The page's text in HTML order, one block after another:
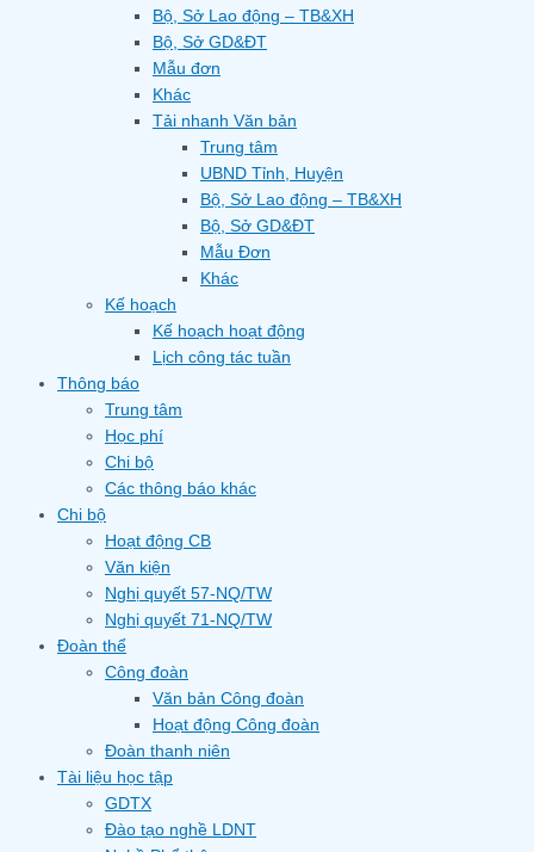
Bộ, Sở Lao động – TB&XH
Bộ, Sở GD&ĐT
Mẫu đơn
Khác
Tải nhanh Văn bản
Trung tâm
UBND Tỉnh, Huyện
Bộ, Sở Lao động – TB&XH
Bộ, Sở GD&ĐT
Mẫu Đơn
Khác
Kế hoạch
Kế hoạch hoạt động
Lịch công tác tuần
Thông báo
Trung tâm
Học phí
Chi bộ
Các thông báo khác
Chi bộ
Hoạt động CB
Văn kiện
Nghị quyết 57-NQ/TW
Nghị quyết 71-NQ/TW
Đoàn thể
Công đoàn
Văn bản Công đoàn
Hoạt động Công đoàn
Đoàn thanh niên
Tài liệu học tập
GDTX
Đào tạo nghề LDNT